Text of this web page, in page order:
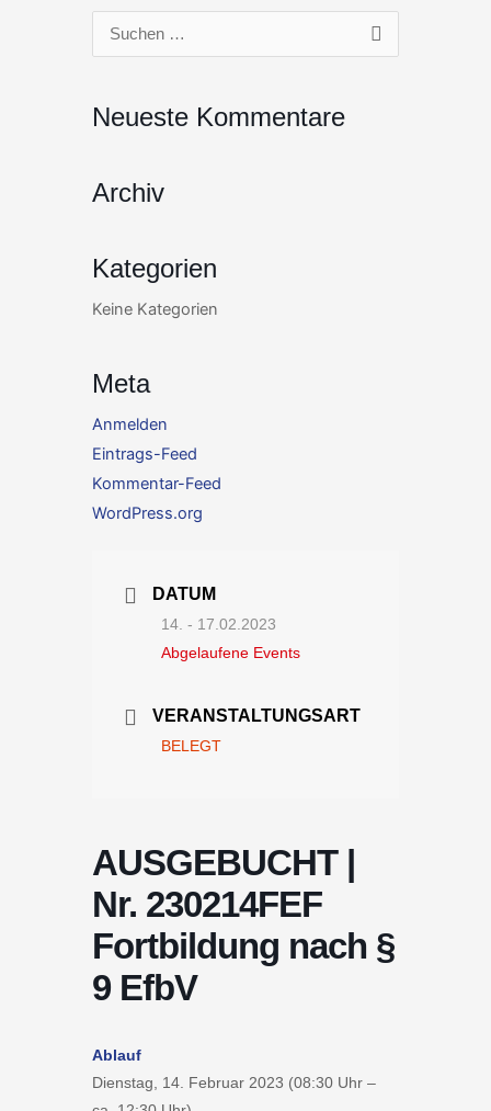
Suchen
Neueste Kommentare
Archiv
Kategorien
Keine Kategorien
Meta
Anmelden
Eintrags-Feed
Kommentar-Feed
WordPress.org
DATUM
14. - 17.02.2023
Abgelaufene Events
VERANSTALTUNGSART
BELEGT
AUSGEBUCHT |
Nr. 230214FEF
Fortbildung nach §
9 EfbV
Ablauf
Dienstag, 14. Februar 2023 (08:30 Uhr –